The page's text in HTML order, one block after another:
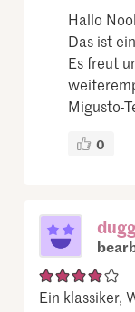
Hallo
Das ist
Es freut
Migusto-
0
Ein klassiker,